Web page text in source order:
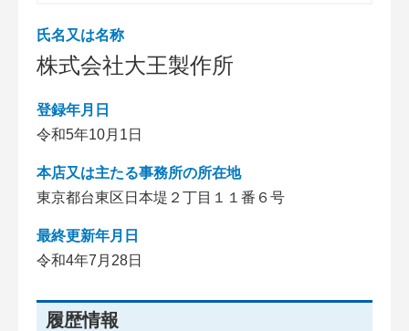
氏名又は名称
株式会社大王製作所
登録年月日
令和5年10月1日
本店又は主たる事務所の所在地
東京都台東区日本堤２丁目１１番６号
最終更新年月日
令和4年7月28日
履歴情報